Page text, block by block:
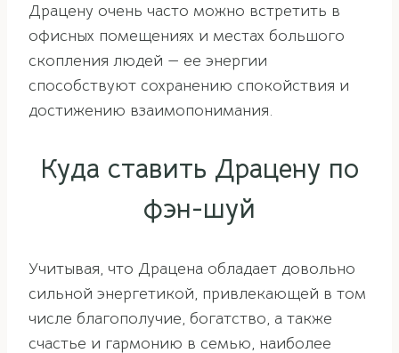
Драцену очень часто можно встретить в
офисных помещениях и местах большого
скопления людей — ее энергии
способствуют сохранению спокойствия и
достижению взаимопонимания.
Куда ставить Драцену по
фэн-шуй
Учитывая, что Драцена обладает довольно
сильной энергетикой, привлекающей в том
числе благополучие, богатство, а также
счастье и гармонию в семью, наиболее